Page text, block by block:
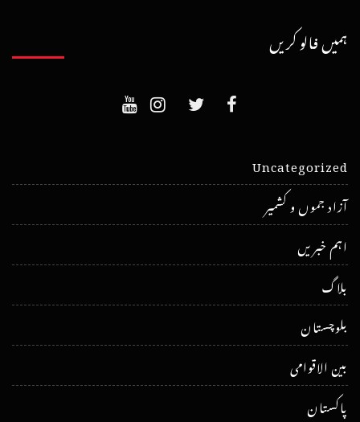
ہمیں فالو کریں
Uncategorized
آزاد جموں و کشمیر
اہم خبریں
بلاگ
بلوچستان
بین الاقوامی
پاکستان